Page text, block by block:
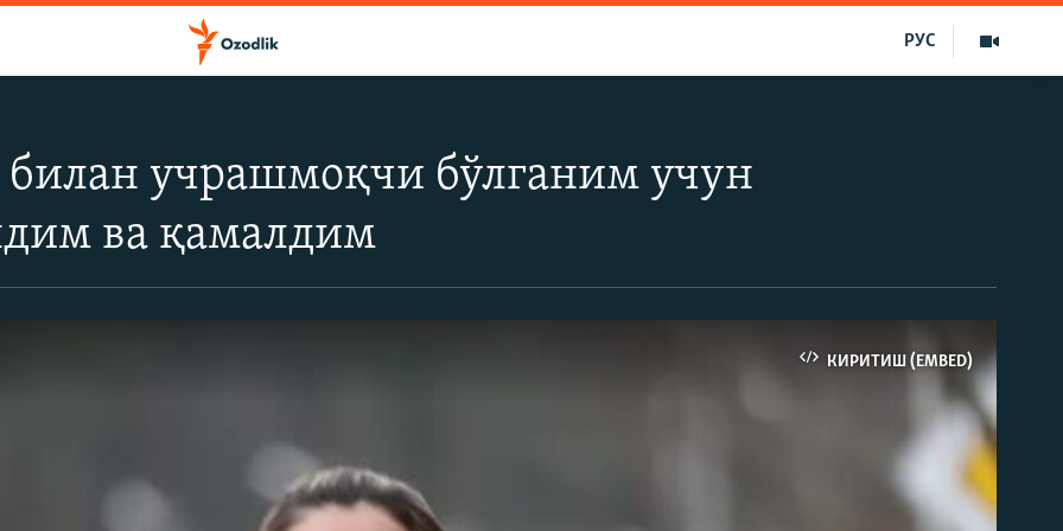
РУС
учрашмоқчи бўлганим учун
ва қамалдим
КИРИТИШ (EMBED)